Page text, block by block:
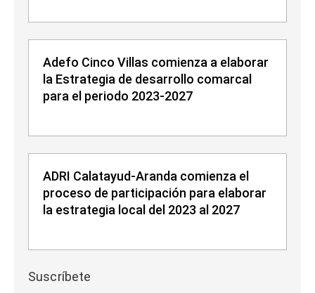
Adefo Cinco Villas comienza a elaborar
la Estrategia de desarrollo comarcal
para el periodo 2023-2027
ADRI Calatayud-Aranda comienza el
proceso de participación para elaborar
la estrategia local del 2023 al 2027
Suscríbete